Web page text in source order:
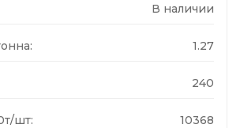
В наличии
1.27
240
шт: 10368